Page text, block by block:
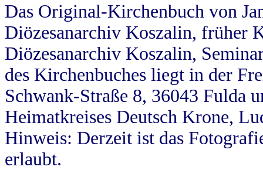
Das Original-Kirchenbuch von
Diözesanarchiv Koszalin, früher
Diözesanarchiv Koszalin,
des Kirchenbuches liegt in der
Schwank-Straße 8, 36043 Fulda
Heimatkreises Deutsch Krone,
Hinweis: Derzeit ist das
erlaubt.